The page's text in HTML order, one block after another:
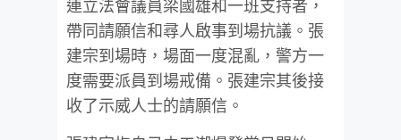
帶同請願信和尋人啟事到場抗議。張
建宗到場時，場面一度混亂，警方一
度需要派員到場戒備。張建宗其後接
收了示威人士的請願信。